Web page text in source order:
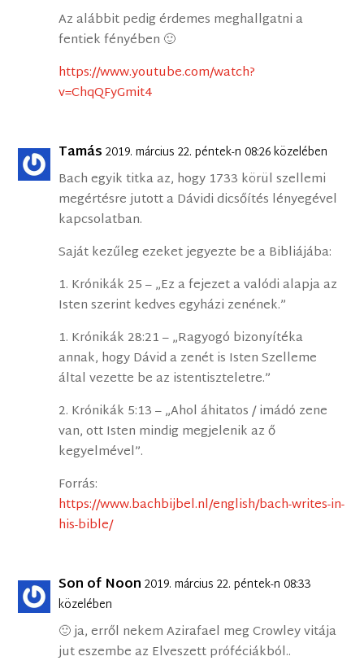
Az alábbit pedig érdemes meghallgatni a
fentiek fényében 🙂
https://www.youtube.com/watch?
v=ChqQFyGmit4
Tamás 2019. március 22. péntek-n 08:26 közelében
Bach egyik titka az, hogy 1733 körül szellemi
megértésre jutott a Dávidi dicsőítés lényegével
kapcsolatban.
Saját kezűleg ezeket jegyezte be a Bibliájába:
1. Krónikák 25 – „Ez a fejezet a valódi alapja az
Isten szerint kedves egyházi zenének.”
1. Krónikák 28:21 – „Ragyogó bizonyítéka
annak, hogy Dávid a zenét is Isten Szelleme
által vezette be az istentiszteletre.”
2. Krónikák 5:13 – „Ahol áhitatos / imádó zene
van, ott Isten mindig megjelenik az ő
kegyelmével”.
Forrás:
https://www.bachbijbel.nl/english/bach-writes-in-
his-bible/
Son of Noon 2019. március 22. péntek-n 08:33
közelében
🙂 ja, erről nekem Azirafael meg Crowley vitája
jut eszembe az Elveszett próféciákból..